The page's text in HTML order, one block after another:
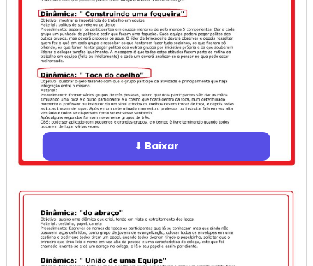
⬇ Baixar